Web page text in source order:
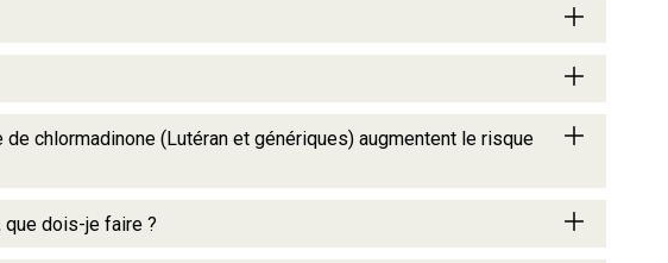
chlormadinone (Lutéran et génériques) augmentent le risque
que dois-je faire ?